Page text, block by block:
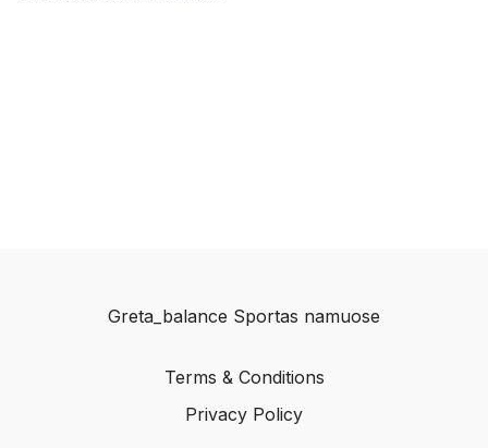
Greta_balance Sportas namuose
Terms & Conditions
Privacy Policy